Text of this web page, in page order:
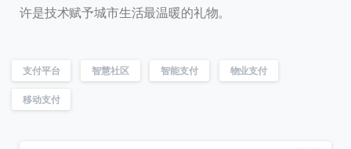
许是技术赋予城市生活最温暖的礼物。
支付平台 智慧社区 智能支付 物业支付
移动支付
我们通常的回复时间：30 分钟内